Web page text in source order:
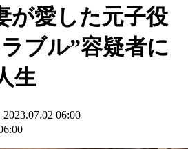
が愛した元子役
ブル”容疑者に
生
06:00